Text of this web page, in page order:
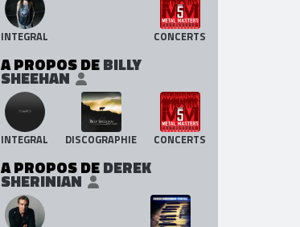
INTEGRAL CONCERTS
A PROPOS DEBILLY
SHEEHAN
INTEGRAL DISCOGRAPHIE CONCERTS
A PROPOS DEDEREK
SHERINIAN